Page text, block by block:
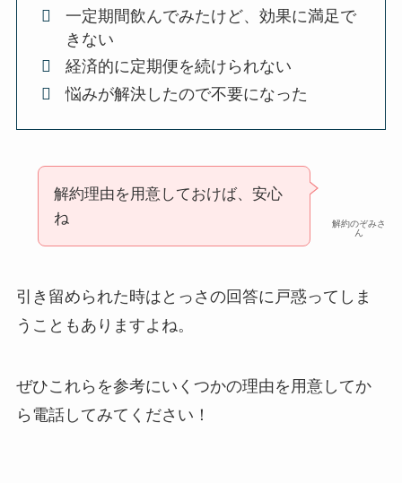
一定期間飲んでみたけど、効果に満足で
きない
経済的に定期便を続けられない
悩みが解決したので不要になった
解約のぞみさ
ん
解約理由を用意しておけば、安心
ね
引き留められた時はとっさの回答に戸惑ってしま
うこともありますよね。
ぜひこれらを参考にいくつかの理由を用意してか
ら電話してみてください！